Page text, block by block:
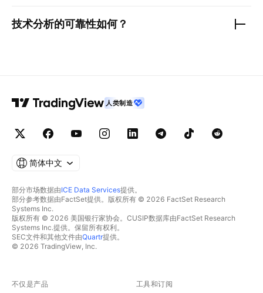
技术分析的可靠性如何？
人类制造
简体中文
部分市场数据由ICE Data Services提供。
部分参考数据由FactSet提供。版权所有 © 2026 FactSet Research
Systems Inc.
版权所有 © 2026 美国银行家协会。CUSIP数据库由FactSet Research
Systems Inc.提供。保留所有权利。
SEC文件和其他文件由Quartr提供。
© 2026 TradingView, Inc.
不仅是产品 工具和订阅